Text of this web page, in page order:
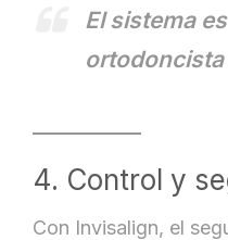
El sistema
4. Control y
Con Invisalign, el